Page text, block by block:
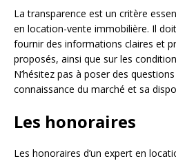
La transparence est un critère
en location-vente immobilière. Il
fournir des informations claires et
proposés, ainsi que sur les
N’hésitez pas à poser des
connaissance du marché et sa
Les honoraires
Les honoraires d’un expert en